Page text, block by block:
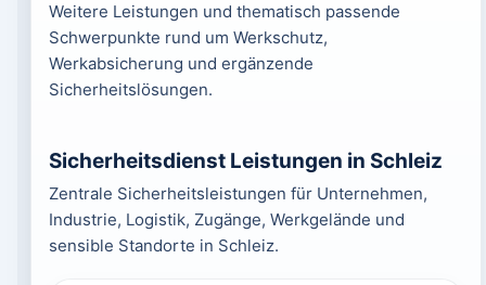
Weitere Leistungen und thematisch passende
Schwerpunkte rund um Werkschutz,
Werkabsicherung und ergänzende
Sicherheitslösungen.
Sicherheitsdienst Leistungen in Schleiz
Zentrale Sicherheitsleistungen für Unternehmen,
Industrie, Logistik, Zugänge, Werkgelände und
sensible Standorte in Schleiz.